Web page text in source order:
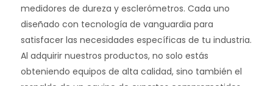
medidores de dureza y esclerómetros. Cada uno
diseñado con tecnología de vanguardia para
satisfacer las necesidades específicas de tu industria.
Al adquirir nuestros productos, no solo estás
obteniendo equipos de alta calidad, sino también el